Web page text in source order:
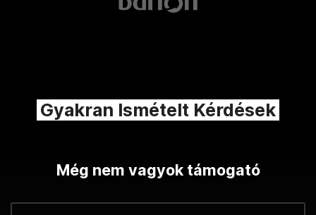
Gyakran Ismételt Kérdések
Még nem vagyok támogató